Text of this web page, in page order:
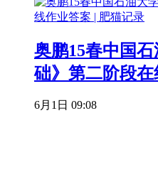
奥鹏15春中国
础》第二阶段
6月1日 09:08